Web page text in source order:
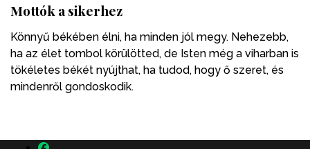
Mottók a sikerhez
Könnyű békében élni, ha minden jól megy. Nehezebb,
ha az élet tombol körülötted, de Isten még a viharban is
tökéletes békét nyújthat, ha tudod, hogy ő szeret, és
mindenről gondoskodik.